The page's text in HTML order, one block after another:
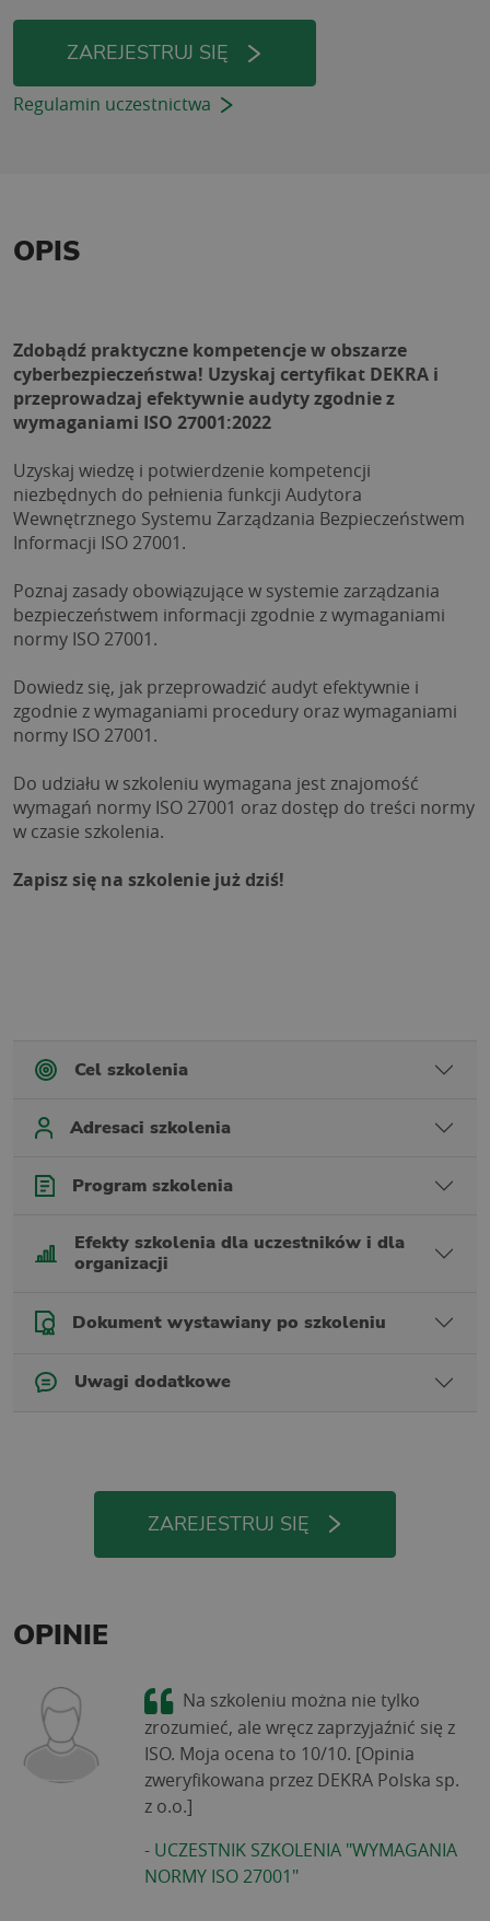
ZAREJESTRUJ SIĘ
Regulamin uczestnictwa
OPIS
Zdobądź praktyczne kompetencje w obszarze
cyberbezpieczeństwa! Uzyskaj certyfikat DEKRA i
przeprowadzaj efektywnie audyty zgodnie z
wymaganiami ISO 27001:2022
Uzyskaj wiedzę i potwierdzenie kompetencji
niezbędnych do pełnienia funkcji Audytora
Wewnętrznego Systemu Zarządzania Bezpieczeństwem
Informacji ISO 27001.
Poznaj zasady obowiązujące w systemie zarządzania
bezpieczeństwem informacji zgodnie z wymaganiami
normy ISO 27001.
Dowiedz się, jak przeprowadzić audyt efektywnie i
zgodnie z wymaganiami procedury oraz wymaganiami
normy ISO 27001.
Do udziału w szkoleniu wymagana jest znajomość
wymagań normy ISO 27001 oraz dostęp do treści normy
w czasie szkolenia.
Zapisz się na szkolenie już dziś!
Cel szkolenia
Adresaci szkolenia
Program szkolenia
Efekty szkolenia dla uczestników i dla
organizacji
Dokument wystawiany po szkoleniu
Uwagi dodatkowe
ZAREJESTRUJ SIĘ
OPINIE
Na szkoleniu można nie tylko
zrozumieć, ale wręcz zaprzyjaźnić się z
ISO. Moja ocena to 10/10. [Opinia
zweryfikowana przez DEKRA Polska sp.
z o.o.]
- UCZESTNIK SZKOLENIA "WYMAGANIA
NORMY ISO 27001"